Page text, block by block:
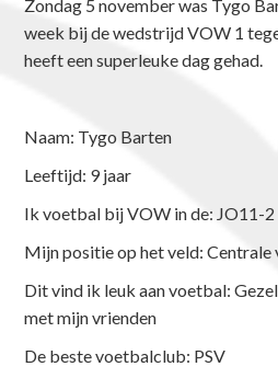
Zondag 5 november was Tygo
week bij de wedstrijd VOW 1
heeft een superleuke dag gehad.
Naam: Tygo Barten
Leeftijd: 9 jaar
Ik voetbal bij VOW in de: JO11-2
Mijn positie op het veld: Centrale
Dit vind ik leuk aan voetbal:
met mijn vrienden
De beste voetbalclub: PSV